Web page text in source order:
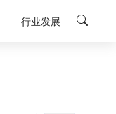
行业发展